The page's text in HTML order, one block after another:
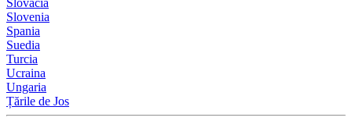
Slovenia
Spania
Suedia
Turcia
Ucraina
Ungaria
Țările de Jos